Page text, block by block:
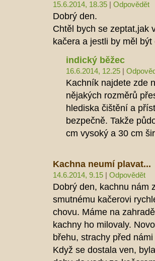
15.6.2014, 18.35 Odpovědět
Dobrý den.
Chtěl bych se zeptat,jak
kačera a jestli by měl
indický běžec
16.6.2014, 12.25
Kachník najdete zde
nějakých rozměrů
hlediska čištění a
bezpečně. Takže
cm vysoký a 30 cm
Kachna neumí plavat...
14.6.2014, 9.15 Odpovědět
Dobrý den, kachnu nám
smutnému kačerovi
chovu. Máme na
kachny ho milovaly.
břehu, strachy před
Když se dostala ven,